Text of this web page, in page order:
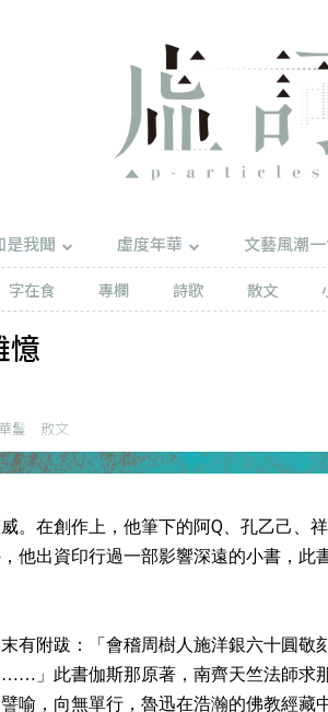
是我聞 虛度年華 文藝風潮
字在食 專欄 詩歌 散文
憶
鬘 散文
。在創作上，他筆下的阿Q、孔乙己、
他出資印行過一部影響深遠的小書，此
有附跋：「會稽周樹人施洋銀六十圓敬
」此書伽斯那原著，南齊天竺法師求
喻，向無單行，魯迅在浩瀚的佛教經藏